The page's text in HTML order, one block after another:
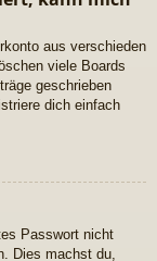
aus verschieden
viele Boards
geschrieben
dich einfach
Passwort nicht
Dies machst du,